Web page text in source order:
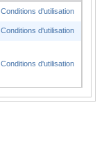
Conditions d'utilisation
Conditions d'utilisation
Conditions d'utilisation